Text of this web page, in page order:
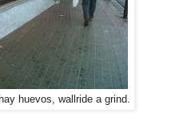
huevos, wallride a grind.